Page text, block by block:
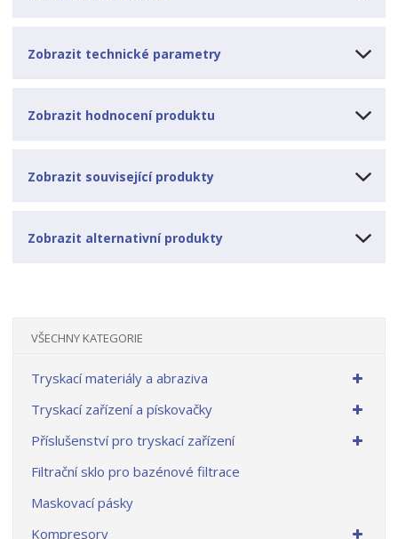
Zobrazit technické parametry
Zobrazit hodnocení produktu
Zobrazit související produkty
Zobrazit alternativní produkty
VŠECHNY KATEGORIE
Tryskací materiály a abraziva
Tryskací zařízení a pískovačky
Příslušenství pro tryskací zařízení
Filtrační sklo pro bazénové filtrace
Maskovací pásky
Kompresory